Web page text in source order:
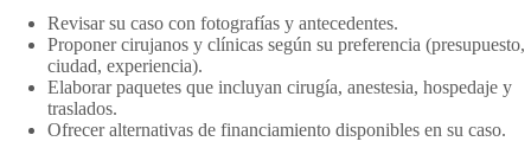
Revisar su caso con fotografías y antecedentes.
Proponer cirujanos y clínicas según su preferencia (presupuesto,
ciudad, experiencia).
Elaborar paquetes que incluyan cirugía, anestesia, hospedaje y
traslados.
Ofrecer alternativas de financiamiento disponibles en su caso.